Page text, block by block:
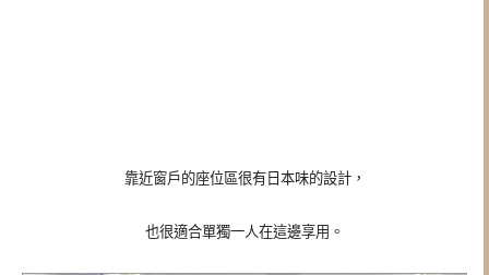
靠近窗戶的座位區很有日本味的設計，
也很適合單獨一人在這邊享用。